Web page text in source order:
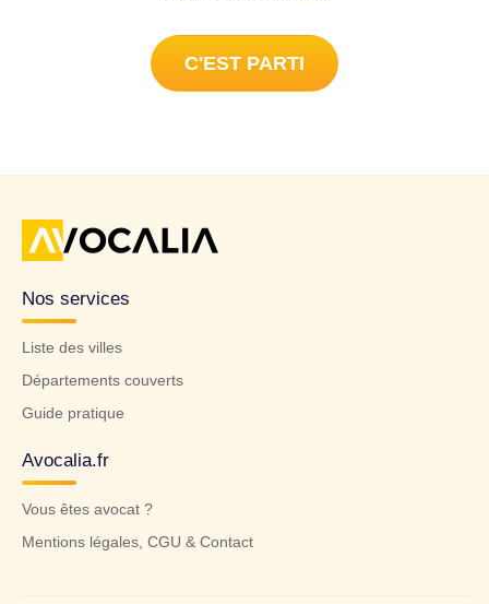
considération avec tout mes remerciement anticipés
veuillez agréer monsieur l'expression les plus profonde
respects. Avocat généraliste à Paris 7 (75007).
C'EST PARTI
Nos services
Liste des villes
Départements couverts
Guide pratique
Avocalia.fr
Vous êtes avocat ?
Mentions légales, CGU & Contact